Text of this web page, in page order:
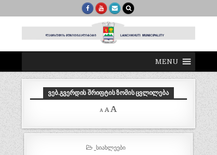
MENU
ᲕᲔᲑ.ᲒᲕᲔᲠᲓᲘᲡ ᲨᲠᲘᲤᲢᲘᲡ ᲖᲝᲛᲘᲡ ᲪᲕᲚᲘᲚᲔᲑᲐ
A
Decrease
font
A Reset
A
size.
POSTED
_ᲡᲘᲐᲮᲚᲔᲔᲑᲘ